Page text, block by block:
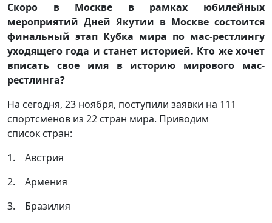
Скоро в Москве в рамках юбилейных
мероприятий Дней Якутии в Москве состоится
финальный этап Кубка мира по мас-рестлингу
уходящего года и станет историей. Кто же хочет
вписать свое имя в историю мирового мас-
рестлинга?
На сегодня, 23 ноября, поступили заявки на 111
спортсменов из 22 стран мира. Приводим
список стран:
1. Австрия
2. Армения
3. Бразилия